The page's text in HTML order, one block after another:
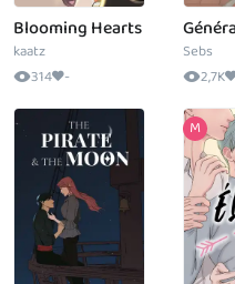
Blooming Hearts
kaatz
314 -
Sebs
2,7K